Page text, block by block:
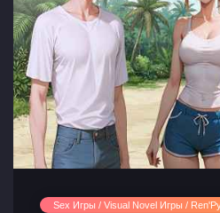
Sex Игры / Visual Novel Игры /